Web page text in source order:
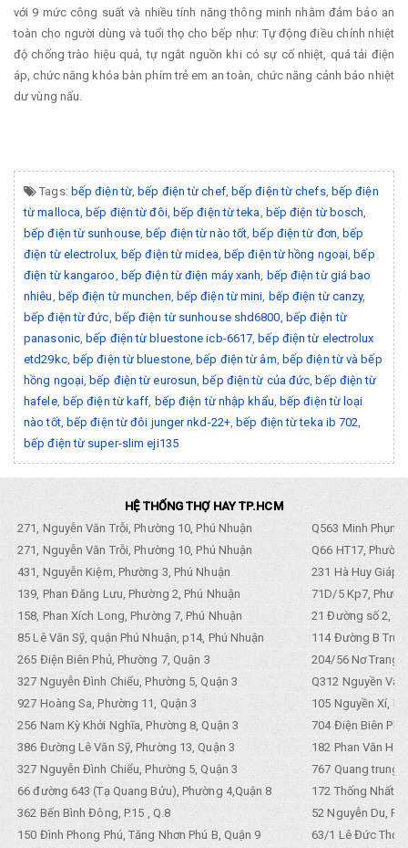
với 9 mức công suất và nhiều tính năng thông minh nhằm đảm bảo an
toàn cho người dùng và tuổi thọ cho bếp như: Tự động điều chỉnh nhiệt
độ chống trào hiệu quả, tự ngắt nguồn khi có sự cố nhiệt, quá tải điện
áp, chức năng khóa bàn phím trẻ em an toàn, chức năng cảnh báo nhiệt
dư vùng nấu.
Tags: bếp điện từ,bếp điện từ chef, bếp điện từ chefs, bếp điện
từ malloca ,bếp điện từ đôi, bếp điện từ teka bếp điện từ bosch
bếp điện từ sunhouse ,bếp điện từ nào tốt ,bếp điện từ đơn ,bếp
điện từ electrolux,bếp điện từ midea bếp điện từ hồng ngoại ,bếp
điện từ kangaroo bếp điện từ điện máy xanh bếp điện từ giá bao
nhiêu bếp điện từ munchen bếp điện từ mini bếp điện từ canzy,
bếp điện từ đức bếp điện từ sunhouse shd6800 bếp điện từ
panasonic,bếp điện từ bluestone icb-6617 ,bếp điện từ electrolux
etd29kc, bếp điện từ bluestone ,bếp điện từ âm bếp điện từ và bếp
hồng ngoại ,bếp điện từ eurosun ,bếp điện từ của đức ,bếp điện từ
hafele, bếp điện từ kaff bếp điện từ nhập khẩu bếp điện từ loại
nào tốt, bếp điện từ đôi junger nkd-22+,bếp điện từ teka ib 702
bếp điện từ super-slim eji135
HỆ THỐNG THỢ HAY TP.HCM
271, Nguyễn Văn Trỗi, Phường 10, Phú Nhuận
Q563 Minh
271, Nguyễn Văn Trỗi, Phường 10, Phú Nhuận
Q66 HT17,
431, Nguyễn Kiệm, Phường 3, Phú Nhuận
231 Hà Huy Giáp,
139, Phan Đăng Lưu, Phường 2, Phú Nhuận
71D/5 Kp7,
158, Phan Xích Long, Phường 7, Phú Nhuận
21 Đường số 2,
85 Lê Văn Sỹ, quận Phú Nhuận, p14, Phú Nhuận
114 Đường B
265 Điện Biên Phủ, Phường 7, Quận 3
204/56 Nơ Trang
327 Nguyễn Đình Chiểu, Phường 5, Quận 3
Q312 Nguyền
927 Hoàng Sa, Phường 11, Quận 3
105 Nguyền Xí,
256 Nam Kỳ Khởi Nghĩa, Phường 8, Quận 3
704 Điện Biên
386 Đường Lê Văn Sỹ, Phường 13, Quận 3
182 Phan Văn
327 Nguyễn Đình Chiểu, Phường 5, Quận 3
767 Quang trung,
66 đường 643 (Tạ Quang Bửu), Phường 4,Quận 8
172 Thống Nhất.
362 Bến Bình Đông, P.15 , Q.8
52 Nguyễn Du,
150 Đình Phong Phú, Tăng Nhơn Phú B, Quận 9
63/1 Lê Đức Thọ,